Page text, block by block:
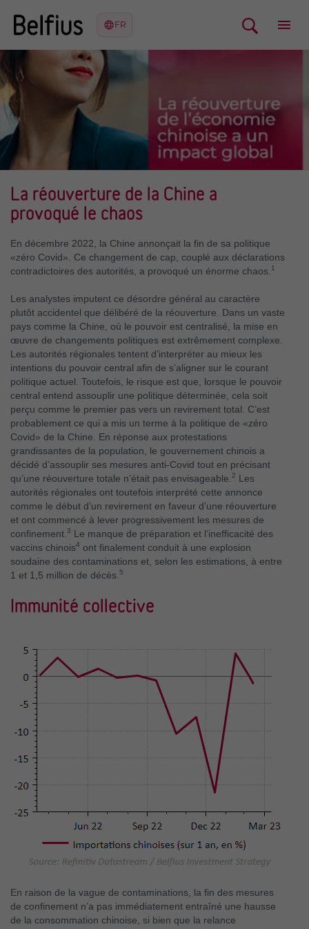
La réouverture de la Chine a
provoqué le chaos
En décembre 2022, la Chine annonçait la fin de sa politique
«zéro Covid». Ce changement de cap, couplé aux déclarations
contradictoires des autorités, a provoqué un énorme chaos. 1
Les analystes imputent ce désordre général au caractère
plutôt accidentel que délibéré de la réouverture. Dans un vaste
pays comme la Chine, où le pouvoir est centralisé, la mise en
œuvre de changements politiques est extrêmement complexe.
Les autorités régionales tentent d’interpréter au mieux les
intentions du pouvoir central afin de s’aligner sur le courant
politique actuel. Toutefois, le risque est que, lorsque le pouvoir
central entend assouplir une politique déterminée, cela soit
perçu comme le premier pas vers un revirement total. C’est
probablement ce qui a mis un terme à la politique de «zéro
Covid» de la Chine. En réponse aux protestations
grandissantes de la population, le gouvernement chinois a
décidé d’assouplir ses mesures anti-Covid tout en précisant
qu’une réouverture totale n’était pas envisageable. 2 Les
autorités régionales ont toutefois interprété cette annonce
comme le début d’un revirement en faveur d’une réouverture
et ont commencé à lever progressivement les mesures de
confinement. 3 Le manque de préparation et l’inefficacité des
vaccins chinois4 ont finalement conduit à une explosion
soudaine des contaminations et, selon les estimations, à entre
1 et 1,5 million de décès. 5
Immunité collective
En raison de la vague de contaminations, la fin des mesures
de confinement n’a pas immédiatement entraîné une hausse
de la consommation chinoise, si bien que la relance